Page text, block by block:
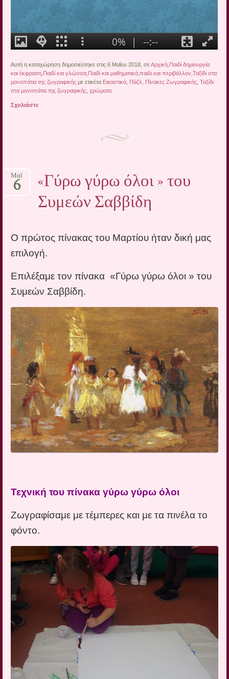
Αυτή η καταχώρηση δημοσιεύτηκε στις 6 Μαΐου 2018, σεΑρχική Παιδί δημιουργία
και έκφραση Παιδί και γλώσσα Παιδί και μαθηματικά ,παιδι και περιβάλλον ,Ταξίδι στα
μονοπάτια της ζωγραφικής με ετικέτα Εικαστικά Πάζλ Πίνακες Ζωγραφικής ,Ταξίδι
στα μονοπάτια της ζωγραφικής ,χρώματα
Σχολιάστε
«Γύρω γύρω όλοι » του
Συμεών Σαββίδη
Μαΐ
6
Ο πρώτος πίνακας του Μαρτίου ήταν δική μας
επιλογή.
Επιλέξαμε τον πίνακα «Γύρω γύρω όλοι » του
Συμεών Σαββίδη.
Τεχνική του πίνακα γύρω γύρω όλοι
Ζωγραφίσαμε με τέμπερες και με τα πινέλα το
φόντο.